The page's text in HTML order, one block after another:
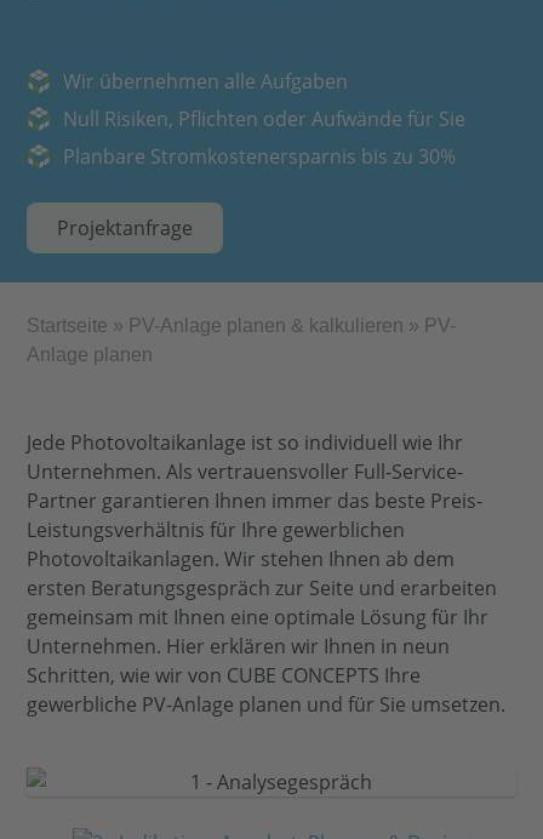
Wir übernehmen alle Aufgaben
Null Risiken, Pflichten oder Aufwände für Sie
Planbare Stromkostenersparnis bis zu 30%
Projektanfrage
Startseite » PV-Anlage planen & kalkulieren » PV-
Anlage planen
Jede Photovoltaikanlage ist so individuell wie Ihr
Unternehmen. Als vertrauensvoller Full-Service-
Partner garantieren Ihnen immer das beste Preis-
Leistungsverhältnis für Ihre gewerblichen
Photovoltaikanlagen. Wir stehen Ihnen ab dem
ersten Beratungsgespräch zur Seite und erarbeiten
gemeinsam mit Ihnen eine optimale Lösung für Ihr
Unternehmen. Hier erklären wir Ihnen in neun
Schritten, wie wir von CUBE CONCEPTS Ihre
gewerbliche PV-Anlage planen und für Sie umsetzen.